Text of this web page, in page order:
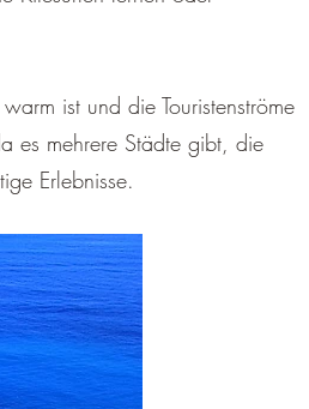
ist und die Touristenströme
es mehrere Städte gibt, die
Erlebnisse.